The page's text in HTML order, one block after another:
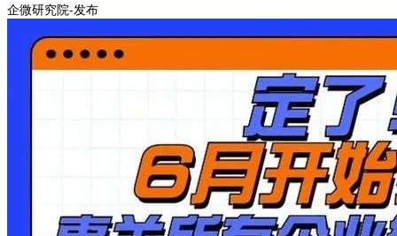
企微研究院-发布